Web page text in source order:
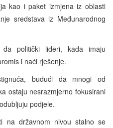
kao i paket izmjena iz oblasti
sredstava iz Međunarodnog
politički lideri, kada imaju
i naći rješenje.
budući da mnogi od
ostaju nesrazmjerno fokusirani
podjele.
na državnom nivou stalno se